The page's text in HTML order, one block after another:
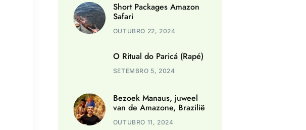
Short Packages Amazon
Safari
OUTUBRO 22, 2024
O Ritual do Paricá (Rapé)
SETEMBRO 5, 2024
Bezoek Manaus, juweel
van de Amazone, Brazilië
OUTUBRO 11, 2024